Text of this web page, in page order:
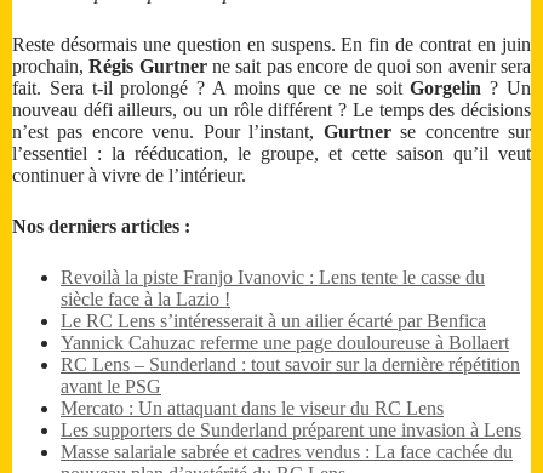
Reste désormais une question en suspens. En fin de contrat en juin
prochain,Régis Gurtnerne sait pas encore de quoi son avenir sera
fait. Sera t-il prolongé ? A moins que ce ne soitGorgelin ? Un
nouveau défi ailleurs, ou un rôle différent ? Le temps des décisions
n’est pas encore venu. Pour l’instant, Gurtnerse concentre sur
l’essentiel : la rééducation, le groupe, et cette saison qu’il veut
continuer à vivre de l’intérieur.
Nos derniers articles :
Revoilà la piste Franjo Ivanovic : Lens tente le casse du
siècle face à la Lazio !
Le RC Lens s’intéresserait à un ailier écarté par Benfica
Yannick Cahuzac referme une page douloureuse à Bollaert
RC Lens – Sunderland : tout savoir sur la dernière répétition
avant le PSG
Mercato : Un attaquant dans le viseur du RC Lens
Les supporters de Sunderland préparent une invasion à Lens
Masse salariale sabrée et cadres vendus : La face cachée du